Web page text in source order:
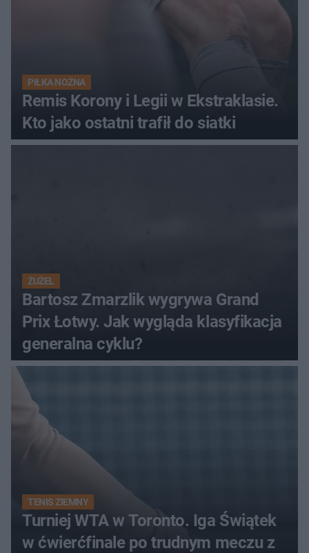
PIŁKA NOŻNA
Remis Korony i Legii w Ekstraklasie.
Kto jako ostatni trafił do siatki
ŻUŻEL
Bartosz Zmarzlik wygrywa Grand
Prix Łotwy. Jak wygląda klasyfikacja
generalna cyklu?
TENIS ZIEMNY
Turniej WTA w Toronto. Iga Świątek
w ćwierćfinale po trudnym meczu z